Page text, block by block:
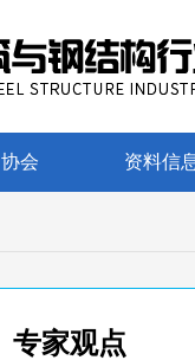
协会 资料信
专家观点